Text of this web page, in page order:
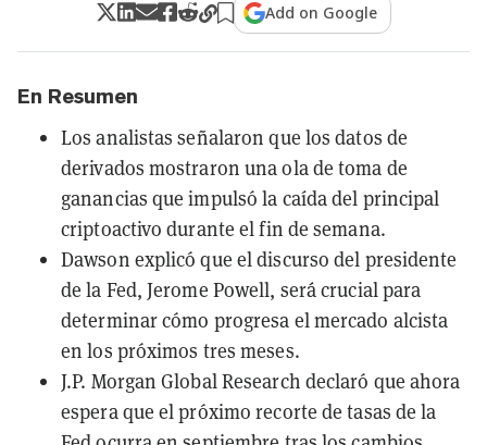
Add on Google
En Resumen
Los analistas señalaron que los datos de
derivados mostraron una ola de toma de
ganancias que impulsó la caída del principal
criptoactivo durante el fin de semana.
Dawson explicó que el discurso del presidente
de la Fed, Jerome Powell, será crucial para
determinar cómo progresa el mercado alcista
en los próximos tres meses.
J.P. Morgan Global Research declaró que ahora
espera que el próximo recorte de tasas de la